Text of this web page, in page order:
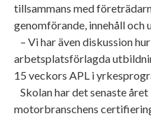
tillsammans med
genomförande, innehåll och
– Vi har även diskussion
arbetsplatsförlagda
15 veckors APL i
Skolan har det senaste
motorbranschens